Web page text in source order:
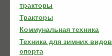
тракторы
Тракторы
Коммунальная техника
Техника для зимних видов
спорта